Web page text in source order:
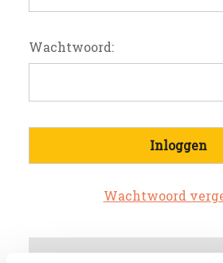
Wachtwoord:
Wachtwoord